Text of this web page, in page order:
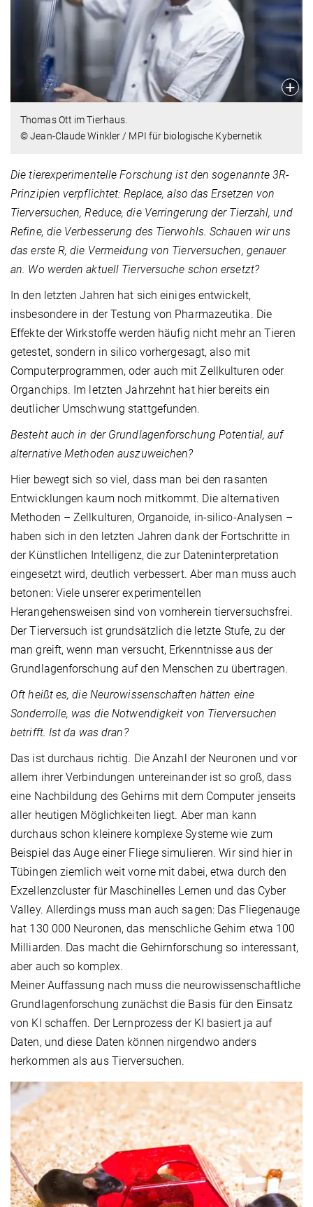
Thomas Ott im Tierhaus.
© Jean-Claude Winkler / MPI für biologische Kybernetik
Die tierexperimentelle Forschung ist den sogenannte 3R-
Prinzipien verpflichtet: Replace, also das Ersetzen von
Tierversuchen, Reduce, die Verringerung der Tierzahl, und
Refine, die Verbesserung des Tierwohls. Schauen wir uns
das erste R, die Vermeidung von Tierversuchen, genauer
an. Wo werden aktuell Tierversuche schon ersetzt?
In den letzten Jahren hat sich einiges entwickelt,
insbesondere in der Testung von Pharmazeutika. Die
Effekte der Wirkstoffe werden häufig nicht mehr an Tieren
getestet, sondern in silico vorhergesagt, also mit
Computerprogrammen, oder auch mit Zellkulturen oder
Organchips. Im letzten Jahrzehnt hat hier bereits ein
deutlicher Umschwung stattgefunden.
Besteht auch in der Grundlagenforschung Potential, auf
alternative Methoden auszuweichen?
Hier bewegt sich so viel, dass man bei den rasanten
Entwicklungen kaum noch mitkommt. Die alternativen
Methoden – Zellkulturen, Organoide, in-silico-Analysen –
haben sich in den letzten Jahren dank der Fortschritte in
der Künstlichen Intelligenz, die zur Dateninterpretation
eingesetzt wird, deutlich verbessert. Aber man muss auch
betonen: Viele unserer experimentellen
Herangehensweisen sind von vornherein tierversuchsfrei.
Der Tierversuch ist grundsätzlich die letzte Stufe, zu der
man greift, wenn man versucht, Erkenntnisse aus der
Grundlagenforschung auf den Menschen zu übertragen.
Oft heißt es, die Neurowissenschaften hätten eine
Sonderrolle, was die Notwendigkeit von Tierversuchen
betrifft. Ist da was dran?
Das ist durchaus richtig. Die Anzahl der Neuronen und vor
allem ihrer Verbindungen untereinander ist so groß, dass
eine Nachbildung des Gehirns mit dem Computer jenseits
aller heutigen Möglichkeiten liegt. Aber man kann
durchaus schon kleinere komplexe Systeme wie zum
Beispiel das Auge einer Fliege simulieren. Wir sind hier in
Tübingen ziemlich weit vorne mit dabei, etwa durch den
Exzellenzcluster für Maschinelles Lernen und das Cyber
Valley. Allerdings muss man auch sagen: Das Fliegenauge
hat 130 000 Neuronen, das menschliche Gehirn etwa 100
Milliarden. Das macht die Gehirnforschung so interessant,
aber auch so komplex.
Meiner Auffassung nach muss die neurowissenschaftliche
Grundlagenforschung zunächst die Basis für den Einsatz
von KI schaffen. Der Lernprozess der KI basiert ja auf
Daten, und diese Daten können nirgendwo anders
herkommen als aus Tierversuchen.